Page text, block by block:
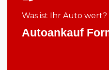
Was ist Ihr Auto wert?
Autoankauf